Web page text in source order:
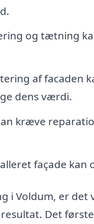
og tætning
af facaden
dens værdi.
kræve
façade kan
i Voldum, er
Det